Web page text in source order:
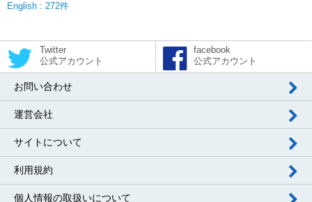
English : 272件
Twitter
公式アカウント
facebook
公式アカウント
お問い合わせ
運営会社
サイトについて
利用規約
個人情報の取扱いについて